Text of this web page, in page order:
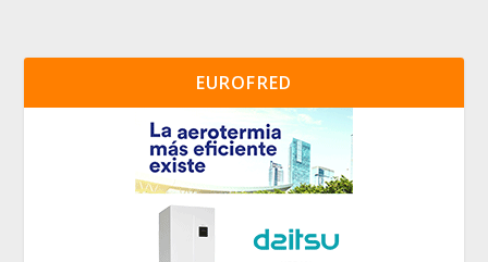
EUROFRED